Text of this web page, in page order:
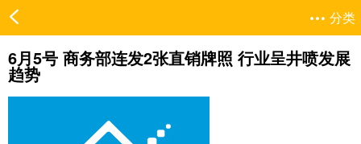
分类
6月5号 商务部连发2张直销牌照 行业呈井喷发展
趋势